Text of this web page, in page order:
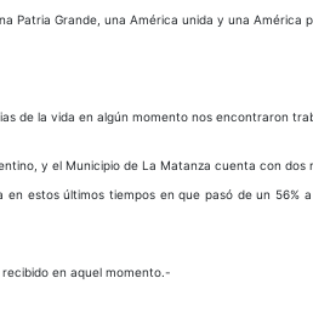
Patria Grande, una América unida y una América
de la vida en algún momento nos encontraron
y el Municipio de La Matanza cuenta con
estos últimos tiempos en que pasó de un
en aquel momento.-